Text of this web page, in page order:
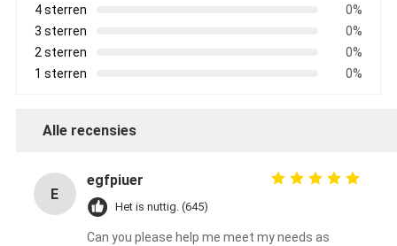
4 sterren
0%
3 sterren
0%
2 sterren
0%
1 sterren
0%
Alle recensies
E
egfpiuer
Het is nuttig. (645)
Can you please help me meet my needs as